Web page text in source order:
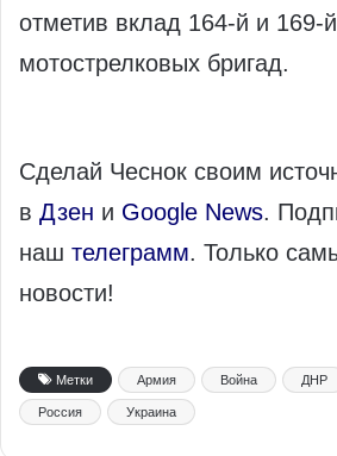
отметив вклад 164-й и 169-
мотострелковых бригад.
Сделай Чеснок своим
в Дзен и Google News.
наш телеграмм. Только
новости!
Метки Армия Война ДНР
Россия Украина